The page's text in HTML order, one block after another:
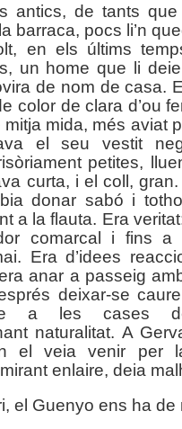
antics, de tants
la barraca, pocs li’n
en els últims
un home que li
de nom de casa.
color de clara d’ou
mitja mida, més aviat
el seu vestit
petites,
curta, i el coll,
donar sabó i
a la flauta. Era
comarcal i fins
Era d’idees
anar a passeig
deixar-se
se a les cases
naturalitat. A
el veia venir per
enlaire, deia
el Guenyo ens ha de